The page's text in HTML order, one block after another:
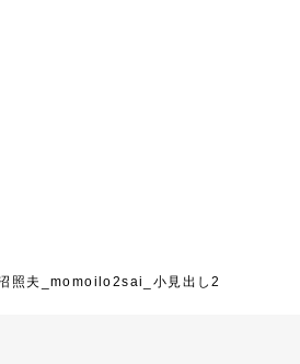
照夫_momoilo2sai_小見出し2